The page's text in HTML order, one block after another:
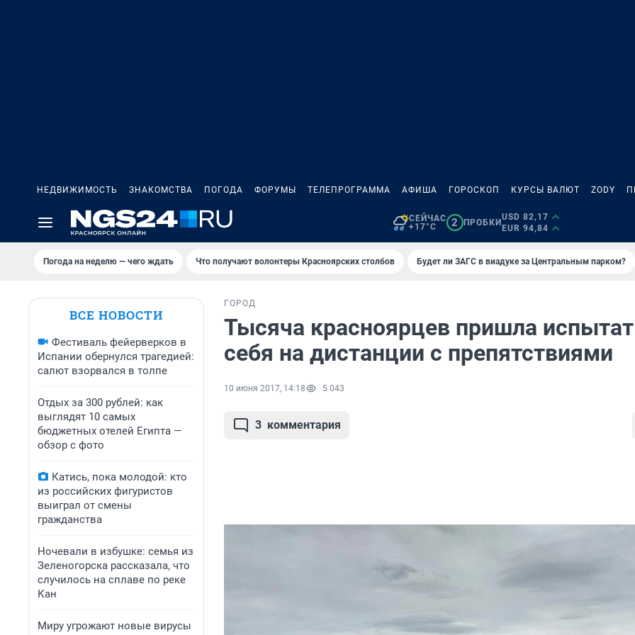
НЕДВИЖИМОСТЬ ЗНАКОМСТВА ПОГОДА ФОРУМЫ ТЕЛЕПРОГРАММА АФИША ГОРОСКОП КУРСЫ ВАЛЮТ ZODY
СЕЙЧАС
+17°C
2 ПРОБКИ
USD 82,17
EUR 94,84
Погода на неделю — чего ждать Что получают волонтеры Красноярских столбов Будет ли ЗАГС в виадуке за Центральным парком?
ВСЕ НОВОСТИ
Фестиваль фейерверков в
Испании обернулся трагедией:
салют взорвался в толпе
Отдых за 300 рублей: как
выглядят 10 самых
бюджетных отелей Египта —
обзор с фото
Катись, пока молодой: кто
из российских фигуристов
выиграл от смены
гражданства
Ночевали в избушке: семья из
Зеленогорска рассказала, что
случилось на сплаве по реке
Кан
Миру угрожают новые вирусы
ГОРОД
Тысяча красноярцев пришла
себя на дистанции с препятствиями
10 июня 2017, 14:18 5 043
3 комментария